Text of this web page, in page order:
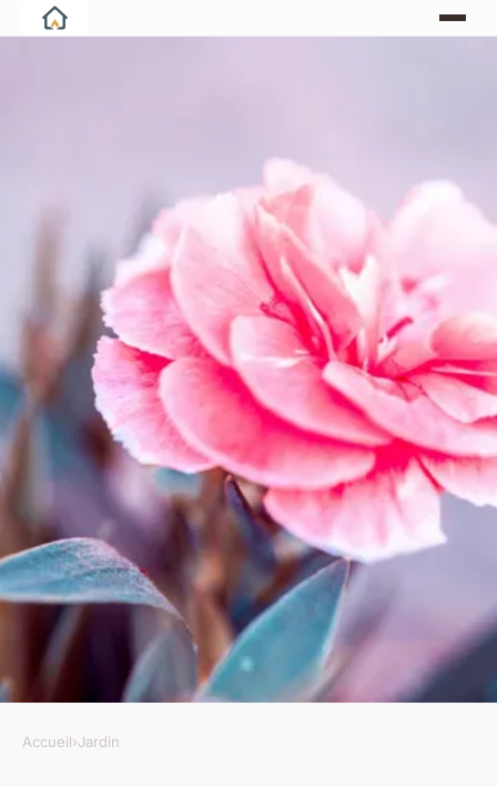
Accueil›Jardin